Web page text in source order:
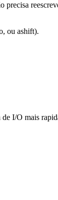
ou ashift).
I/O mais